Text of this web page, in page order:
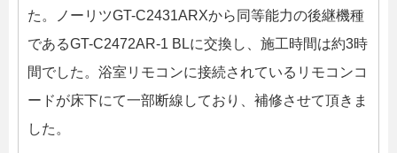
た。ノーリツGT-C2431ARXから同等能力の後継機種
であるGT-C2472AR-1 BLに交換し、施工時間は約3時
間でした。浴室リモコンに接続されているリモコンコ
ードが床下にて一部断線しており、補修させて頂きま
した。